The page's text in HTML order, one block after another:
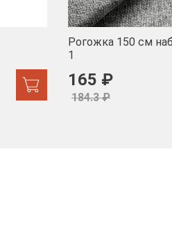
Рогожка 150 см
1
165 ₽
184.3 ₽